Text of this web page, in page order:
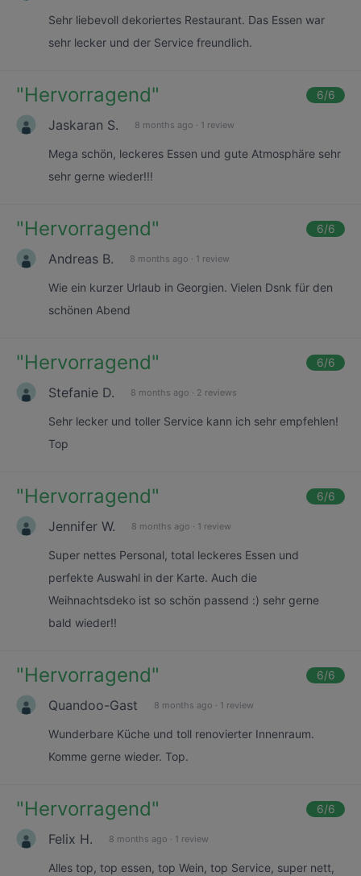
Sehr liebevoll dekoriertes Restaurant. Das Essen war
sehr lecker und der Service freundlich.
"Hervorragend" 6/6
Jaskaran S. 8 months ago · 1 review
Mega schön, leckeres Essen und gute Atmosphäre sehr
sehr gerne wieder!!!
"Hervorragend" 6/6
Andreas B. 8 months ago · 1 review
Wie ein kurzer Urlaub in Georgien. Vielen Dsnk für den
schönen Abend
"Hervorragend" 6/6
Stefanie D. 8 months ago · 2 reviews
Sehr lecker und toller Service kann ich sehr empfehlen!
Top
"Hervorragend" 6/6
Jennifer W. 8 months ago · 1 review
Super nettes Personal, total leckeres Essen und
perfekte Auswahl in der Karte. Auch die
Weihnachtsdeko ist so schön passend :) sehr gerne
bald wieder!!
"Hervorragend" 6/6
Quandoo-Gast 8 months ago · 1 review
Wunderbare Küche und toll renovierter Innenraum.
Komme gerne wieder. Top.
"Hervorragend" 6/6
Felix H. 8 months ago · 1 review
Alles top, top essen, top Wein, top Service, super nett,